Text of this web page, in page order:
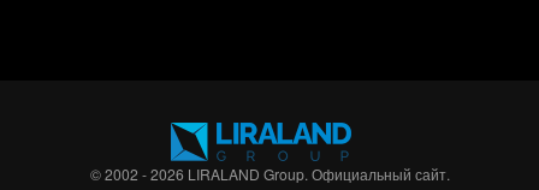
© 2002 - 2026 LIRALAND Group. Официальный сайт.